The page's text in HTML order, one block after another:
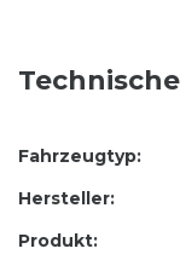
Hersteller:
Produkt:
Fahrzeugtyp: